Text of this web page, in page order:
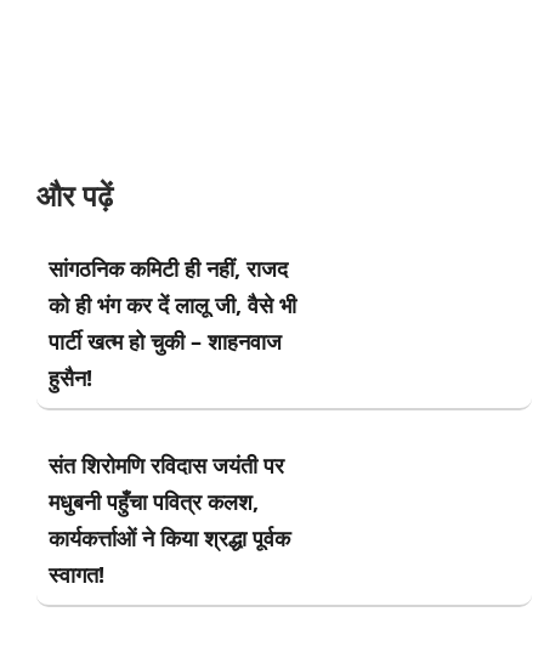
और पढ़ें
सांगठनिक कमिटी ही नहीं, राजद
को ही भंग कर दें लालू जी, वैसे भी
पार्टी खत्म हो चुकी – शाहनवाज
हुसैन!
संत शिरोमणि रविदास जयंती पर
मधुबनी पहुँचा पवित्र कलश,
कार्यकर्त्ताओं ने किया श्रद्धा पूर्वक
स्वागत!